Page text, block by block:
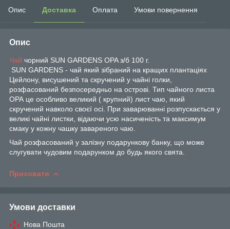
Опис Доставка Оплата Умови повернення
Опис
Чай чорний SUN GARDENS OPA з/б 100 г.
SUN GARDENS - чай який зібраний на кращих плантаціях
Цейлону, висушений та скручений у чайні голки,
розфасований безпосередньо на острові. Тип чайного листа
ОРА це особливо великий ( крупний) лист чаю, який
скручений навколо своєї осі. При заварюванні розпускається у
великі чайні листки, відаючи усю насиченість та максимум
смаку у кожну чашку завареного чаю.
Чай розфасований у залізну подарункову банку, що може
слугувати чудовим подарунком до будь якого свята.
Приховати
Умови доставки
Нова Пошта